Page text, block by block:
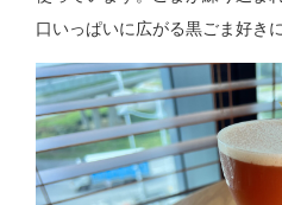
口いっぱいに広がる黒ごま好き